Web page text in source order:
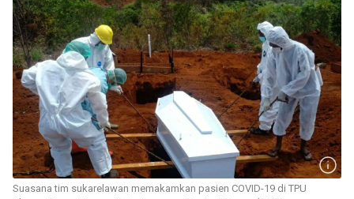
Suasana tim sukarelawan memakamkan pasien COVID-19 di TPU